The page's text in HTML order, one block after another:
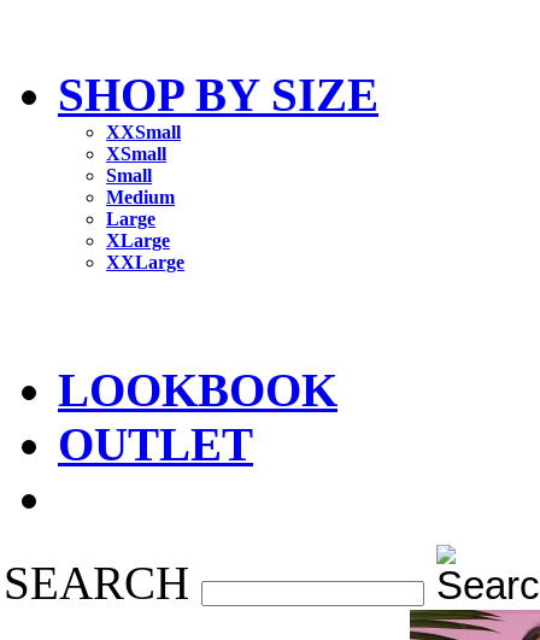
SHOP BY SIZE
XXSmall
XSmall
Small
Medium
Large
XLarge
XXLarge
LOOKBOOK
OUTLET
SEARCH